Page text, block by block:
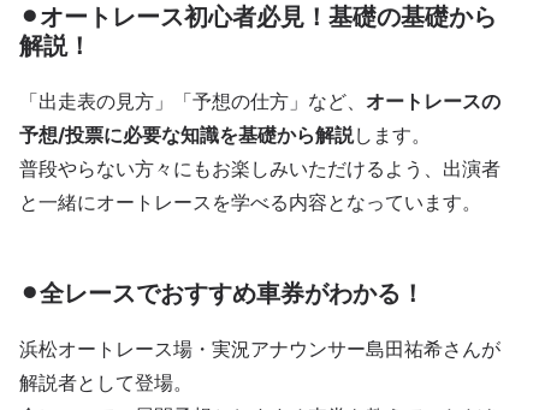
⚫︎オートレース初心者必見！基礎の基礎から
解説！
「出走表の見方」「予想の仕方」など、 オートレースの
予想/投票に必要な知識を基礎から解説します。
普段やらない方々にもお楽しみいただけるよう、出演者
と一緒にオートレースを学べる内容となっています。
⚫︎全レースでおすすめ車券がわかる！
浜松オートレース場・実況アナウンサー島田祐希さんが
解説者として登場。